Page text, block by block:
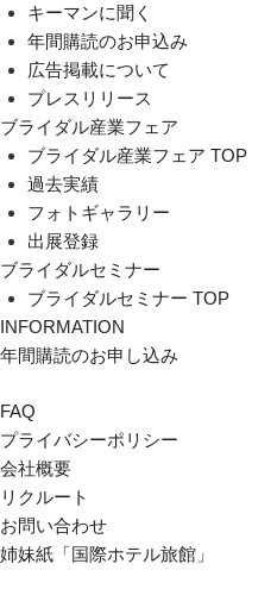
キーマンに聞く
年間購読のお申込み
広告掲載について
プレスリリース
ブライダル産業フェア
ブライダル産業フェア TOP
過去実績
フォトギャラリー
出展登録
ブライダルセミナー
ブライダルセミナー TOP
INFORMATION
年間購読のお申し込み
FAQ
プライバシーポリシー
会社概要
リクルート
お問い合わせ
姉妹紙「国際ホテル旅館」